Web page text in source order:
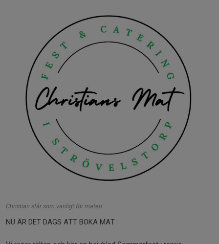
Christian står som vanligt för maten
NU ÄR DET DAGS ATT BOKA MAT